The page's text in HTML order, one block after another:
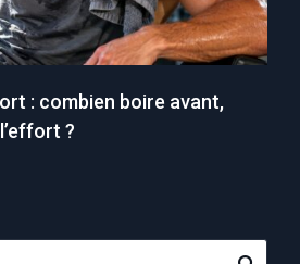
: combien boire avant,
?